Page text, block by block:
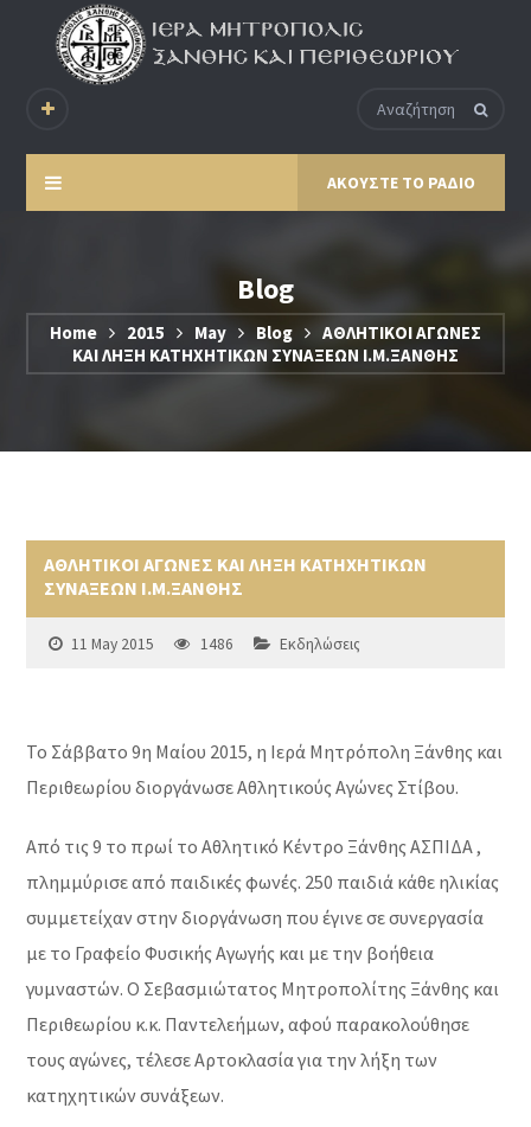
ΑΚΟΥΣΤΕ ΤΟ ΡΑΔΙΟ
Blog
Home 2015 May Blog
ΑΘΛΗΤΙΚΟΙ ΑΓΩΝΕΣ
ΚΑΙ ΛΗΞΗ ΚΑΤΗΧΗΤΙΚΩΝ ΣΥΝΑΞΕΩΝ Ι.Μ.ΞΑΝΘΗΣ
ΑΘΛΗΤΙΚΟΙ ΑΓΩΝΕΣ ΚΑΙ ΛΗΞΗ ΚΑΤΗΧΗΤΙΚΩΝ
ΣΥΝΑΞΕΩΝ Ι.Μ.ΞΑΝΘΗΣ
11 May 2015 1486 Εκδηλώσεις
Το Σάββατο 9η Μαίου 2015, η Ιερά Μητρόπολη Ξάνθης και
Περιθεωρίου διοργάνωσε Αθλητικούς Αγώνες Στίβου.
Από τις 9 το πρωί το Αθλητικό Κέντρο Ξάνθης ΑΣΠΙΔΑ ,
πλημμύρισε από παιδικές φωνές. 250 παιδιά κάθε ηλικίας
συμμετείχαν στην διοργάνωση που έγινε σε συνεργασία
με το Γραφείο Φυσικής Αγωγής και με την βοήθεια
γυμναστών. Ο Σεβασμιώτατος Μητροπολίτης Ξάνθης και
Περιθεωρίου κ.κ. Παντελεήμων, αφού παρακολούθησε
τους αγώνες, τέλεσε Αρτοκλασία για την λήξη των
κατηχητικών συνάξεων.